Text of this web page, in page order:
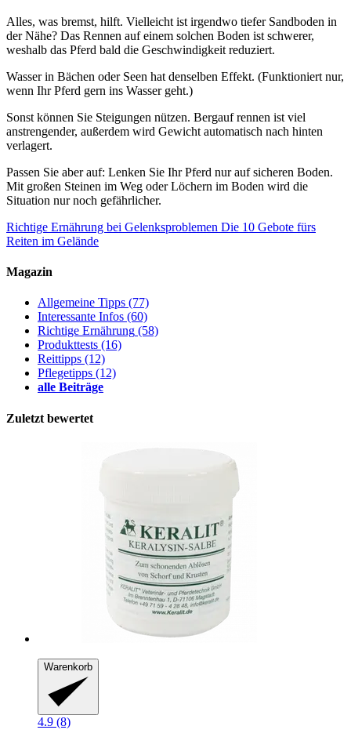
Alles, was bremst, hilft. Vielleicht ist irgendwo tiefer Sandboden in
der Nähe? Das Rennen auf einem solchen Boden ist schwerer,
weshalb das Pferd bald die Geschwindigkeit reduziert.
Wasser in Bächen oder Seen hat denselben Effekt. (Funktioniert nur,
wenn Ihr Pferd gern ins Wasser geht.)
Sonst können Sie Steigungen nützen. Bergauf rennen ist viel
anstrengender, außerdem wird Gewicht automatisch nach hinten
verlagert.
Passen Sie aber auf: Lenken Sie Ihr Pferd nur auf sicheren Boden.
Mit großen Steinen im Weg oder Löchern im Boden wird die
Situation nur noch gefährlicher.
Richtige Ernährung bei Gelenksproblemen Die 10 Gebote fürs
Reiten im Gelände
Magazin
Allgemeine Tipps (77)
Interessante Infos (60)
Richtige Ernährung (58)
Produkttests (16)
Reittipps (12)
Pflegetipps (12)
alle Beiträge
Zuletzt bewertet
Warenkorb
4.9 (8)